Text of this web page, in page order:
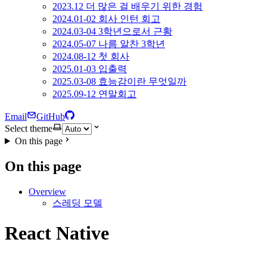
2023.12 더 많은 걸 배우기 위한 경험
2024.01-02 회사 인턴 회고
2024.03-04 3학년으로서 근황
2024.05-07 나름 알찬 3학년
2024.08-12 첫 회사
2025.01-03 입출력
2025.03-08 효능감이란 무엇일까
2025.09-12 연말회고
Email
GitHub
Select theme
On this page
On this page
Overview
스레딩 모델
React Native